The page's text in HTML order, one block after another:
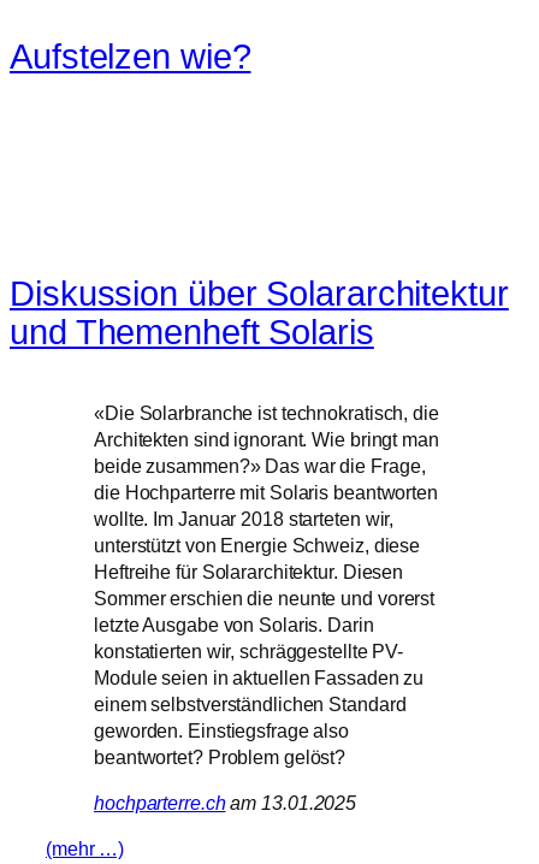
Zum
Inhalt
Aufstelzen wie?
Diskussion über Solararchitektur
und Themenheft Solaris
«Die Solarbranche ist technokratisch, die
Architekten sind ignorant. Wie bringt man
beide zusammen?» Das war die Frage,
die Hochparterre mit Solaris beantworten
wollte. Im Januar 2018 starteten wir,
unterstützt von Energie Schweiz, diese
Heftreihe für Solararchitektur. Diesen
Sommer erschien die neunte und vorerst
letzte Ausgabe von Solaris. Darin
konstatierten wir, schräggestellte PV-
Module seien in aktuellen Fassaden zu
einem selbstverständlichen Standard
geworden. Einstiegsfrage also
beantwortet? Problem gelöst?
hochparterre.cham 13.01.2025
(mehr …)